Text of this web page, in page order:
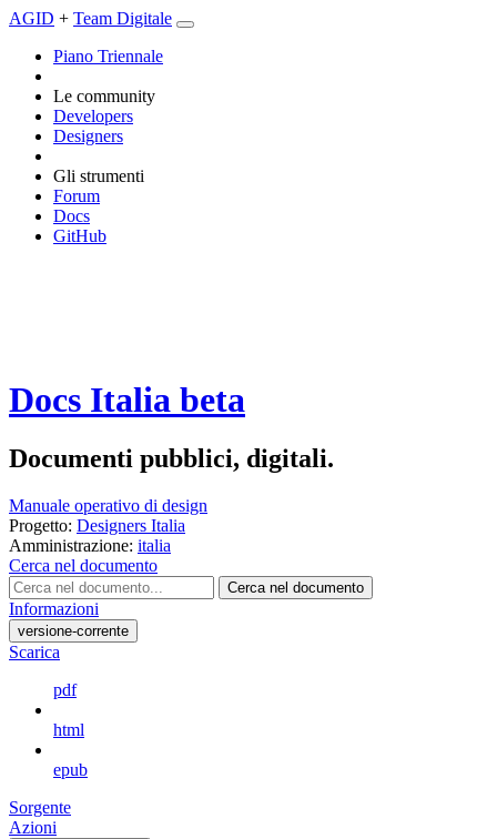
AGID + Team Digitale
Piano Triennale
Le community
Developers
Designers
Gli strumenti
Forum
Docs
GitHub
Docs Italia beta
Documenti pubblici, digitali.
Manuale operativo di design
Progetto: Designers Italia
Amministrazione: italia
Cerca nel documento
Cerca nel documento
Informazioni
versione-corrente
Scarica
pdf
html
epub
Sorgente
Azioni